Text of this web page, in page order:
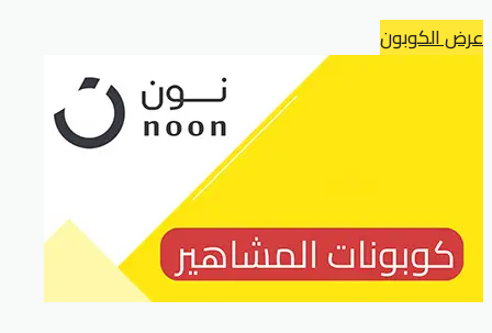
عرض الكوبون